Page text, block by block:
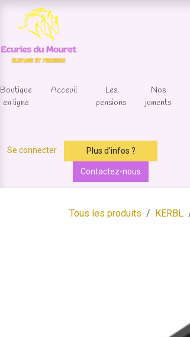
Se rendre au contenu
Boutique
en ligne
Acceuil
Les
pensions
Nos
juments
Se connecter Plus d'infos ?
Contactez-nous
Tous les produits KERBL